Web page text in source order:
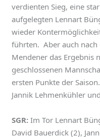
verdienten Sieg, eine
aufgelegten Lennart
wieder
führten. Aber auch nach
Mendener das Ergebnis
geschlossenen
ersten Punkte der
Jannik Lehmenkühler
SGR: Im Tor Lennart
David Bauerdick (2),